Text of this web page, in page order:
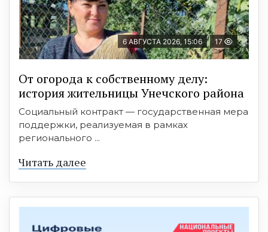
6 АВГУСТА 2026, 15:06 17
От огорода к собственному делу:
история жительницы Унечского района
Социальный контракт — государственная мера
поддержки, реализуемая в рамках
регионального ...
Читать далее